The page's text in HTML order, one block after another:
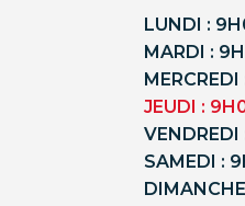
LUNDI :
MARDI :
JEUDI :
SAMEDI :